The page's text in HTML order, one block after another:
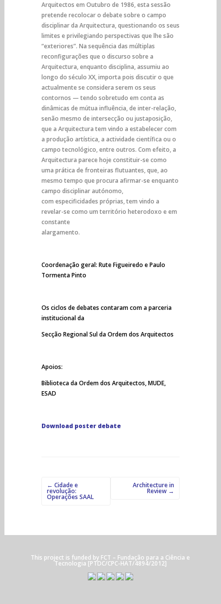
Arquitectos em Outubro de 1986, esta sessão
pretende recolocar o debate sobre o campo
disciplinar da Arquitectura, questionando os seus
limites e privilegiando perspectivas que lhe são
“exteriores”. Na sequência das múltiplas
reconfigurações que o discurso sobre a
Arquitectura, enquanto disciplina, assumiu ao
longo do século XX, importa pois discutir o que
actualmente se considera serem os seus
contornos — tendo sobretudo em conta as
dinâmicas de mútua influência, de inter-relação,
senão mesmo de intersecção ou justaposição,
que a Arquitectura tem vindo a estabelecer com
a produção artística, a actividade científica ou o
campo tecnológico, entre outros. Com efeito, a
Arquitectura parece hoje constituir-se como
uma prática de fronteiras flutuantes, que, ao
mesmo tempo que procura afirmar-se enquanto
campo disciplinar autónomo,
com especificidades próprias, tem vindo a
revelar-se como um território heterodoxo e em
constante
alargamento.
Coordenação geral: Rute Figueiredo e Paulo
Tormenta Pinto
Os ciclos de debates contaram com a parceria
institucional da
Secção Regional Sul da Ordem dos Arquitectos
Apoios:
Biblioteca da Ordem dos Arquitectos, MUDE,
ESAD
Download poster debate
Post
← Cidade e
revolução:
Operações SAAL
Architecture in
Review →
This project is funded by FCT – Fundação para a Ciência e
Tecnologia [PTDC/CPC-HAT/4894/2012]